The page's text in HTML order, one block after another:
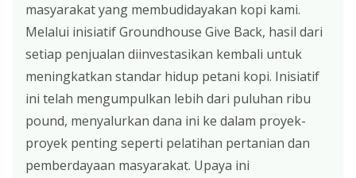
masyarakat yang membudidayakan kopi kami.
Melalui inisiatif Groundhouse Give Back, hasil dari
setiap penjualan diinvestasikan kembali untuk
meningkatkan standar hidup petani kopi. Inisiatif
ini telah mengumpulkan lebih dari puluhan ribu
pound, menyalurkan dana ini ke dalam proyek-
proyek penting seperti pelatihan pertanian dan
pemberdayaan masyarakat. Upaya ini